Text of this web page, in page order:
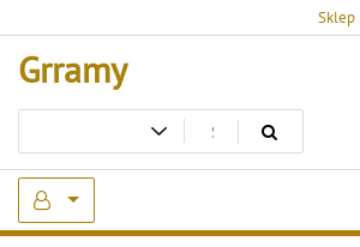
to
content
Sklep
Grramy